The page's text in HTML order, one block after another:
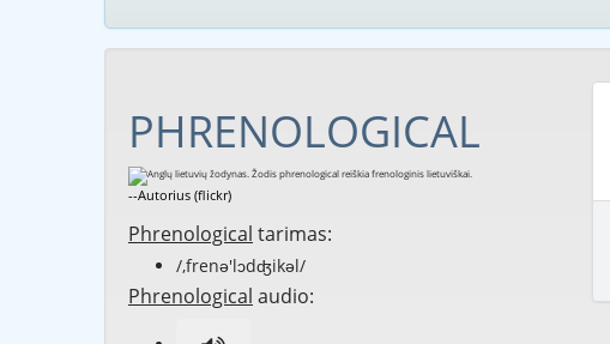
PHRENOLOGICAL
--Autorius (flickr)
Phrenological tarimas:
/,frenə'lɔdʤikəl/
Phrenological audio: